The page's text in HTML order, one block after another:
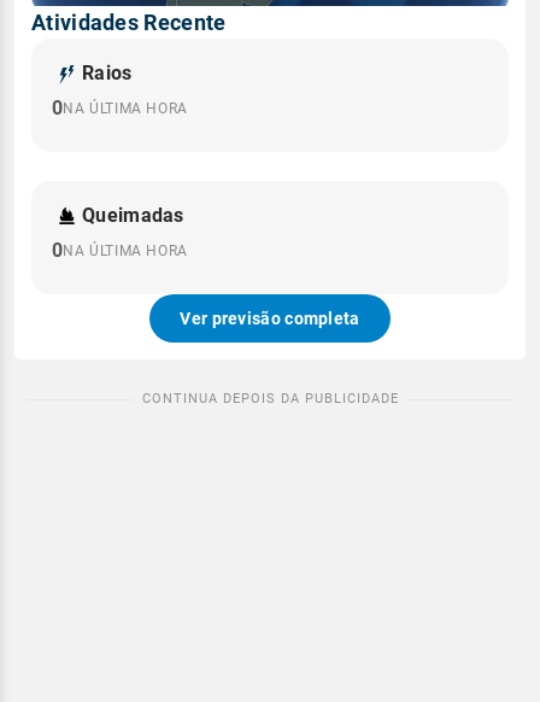
Atividades Recente
Raios
0NA ÚLTIMA HORA
Queimadas
0NA ÚLTIMA HORA
Ver previsão completa